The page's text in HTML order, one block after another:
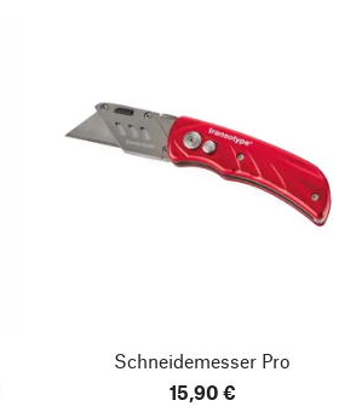
Schneidemesser Pro
15,90 €